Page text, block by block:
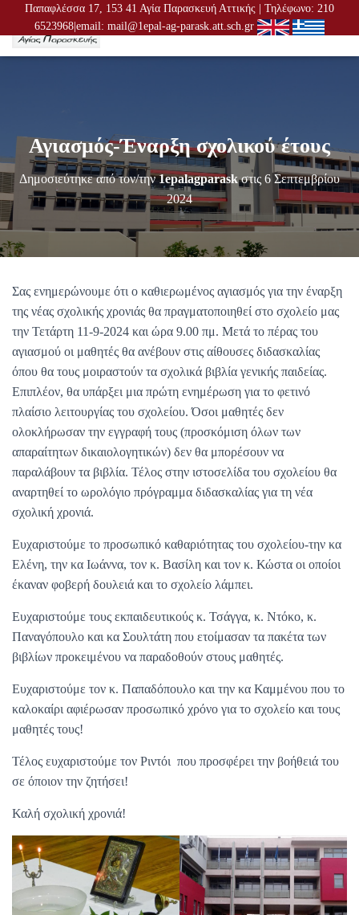
Παπαφλέσσα 17, 153 41 Αγία Παρασκευή Αττικής | Τηλέφωνο: 210
6523968|email: mail@1epal-ag-parask.att.sch.gr
Ν
Ή
Π
Λ
Ο
Ή
Σ
Αγιασμός-Έναρξη σχολικού έτους
Δημοσιεύτηκε από τον/την1epalagparaskστις 6 Σεπτεμβρίου
2024
Σας ενημερώνουμε ότι ο καθιερωμένος αγιασμός για την έναρξη
της νέας σχολικής χρονιάς θα πραγματοποιηθεί στο σχολείο μας
την Τετάρτη 11-9-2024 και ώρα 9.00 πμ. Μετά το πέρας του
αγιασμού οι μαθητές θα ανέβουν στις αίθουσες διδασκαλίας
όπου θα τους μοιραστούν τα σχολικά βιβλία γενικής παιδείας.
Επιπλέον, θα υπάρξει μια πρώτη ενημέρωση για το φετινό
πλαίσιο λειτουργίας του σχολείου. Όσοι μαθητές δεν
ολοκλήρωσαν την εγγραφή τους (προσκόμιση όλων των
απαραίτητων δικαιολογητικών) δεν θα μπορέσουν να
παραλάβουν τα βιβλία. Τέλος στην ιστοσελίδα του σχολείου θα
αναρτηθεί το ωρολόγιο πρόγραμμα διδασκαλίας για τη νέα
σχολική χρονιά.
Ευχαριστούμε το προσωπικό καθαριότητας του σχολείου-την κα
Ελένη, την κα Ιωάννα, τον κ. Βασίλη και τον κ. Κώστα οι οποίοι
έκαναν φοβερή δουλειά και το σχολείο λάμπει.
Ευχαριστούμε τους εκπαιδευτικούς κ. Τσάγγα, κ. Ντόκο, κ.
Παναγόπουλο και κα Σουλτάτη που ετοίμασαν τα πακέτα των
βιβλίων προκειμένου να παραδοθούν στους μαθητές.
Ευχαριστούμε τον κ. Παπαδόπουλο και την κα Καμμένου που το
καλοκαίρι αφιέρωσαν προσωπικό χρόνο για το σχολείο και τους
μαθητές τους!
Τέλος ευχαριστούμε τον Ριντόι που προσφέρει την βοήθειά του
σε όποιον την ζητήσει!
Καλή σχολική χρονιά!